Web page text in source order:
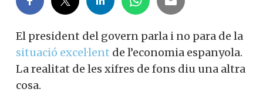
El president del govern parla i no para de la
situació excel·lent de l’economia espanyola.
La realitat de les xifres de fons diu una altra
cosa.